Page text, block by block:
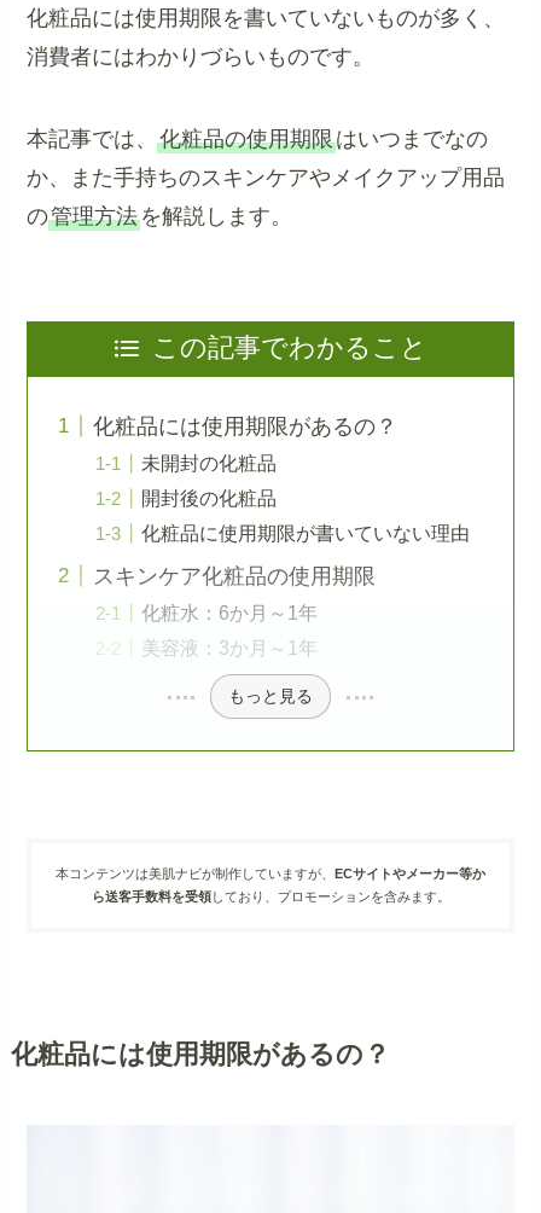
化粧品には使用期限を書いていないものが多く、
消費者にはわかりづらいものです。
本記事では、化粧品の使用期限はいつまでなの
か、また手持ちのスキンケアやメイクアップ用品
の管理方法を解説します。
この記事でわかること
化粧品には使用期限があるの？
未開封の化粧品
開封後の化粧品
化粧品に使用期限が書いていない理由
スキンケア化粧品の使用期限
化粧水：6か月～1年
美容液：3か月～1年
もっと見る
本コンテンツは美肌ナビが制作していますが、 ECサイトやメーカー等か
ら送客手数料を受領しており、プロモーションを含みます。
化粧品には使用期限があるの？